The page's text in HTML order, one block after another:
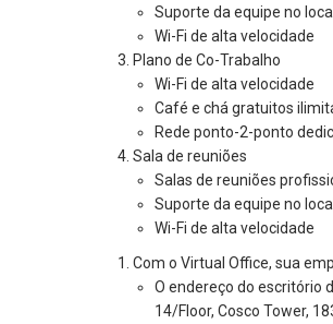
Suporte da equipe no
Wi-Fi de alta velocidade
Plano de Co-Trabalho
Wi-Fi de alta velocidade
Café e chá gratuitos
Rede ponto-2-ponto
Sala de reuniões
Salas de reuniões
Suporte da equipe no
Wi-Fi de alta velocidade
Com o Virtual Office, sua
O endereço do escritório
14/Floor, Cosco Tower,